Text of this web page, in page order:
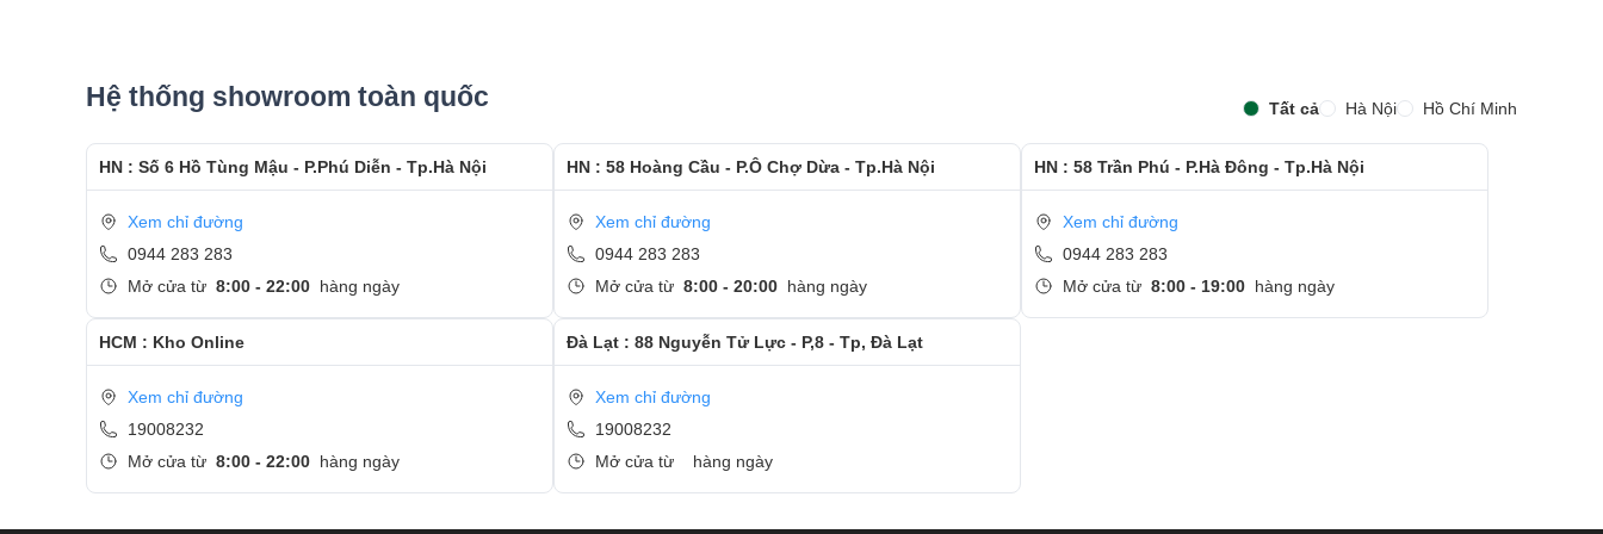
Bước 4: Tiến hành thay bàn phím laptop và dưới sự chứng kiến của khách hàng.
Bước 5: Dán tem Bảo hành sản phẩm.
Cảm ơn quý khách đã dành thời gian tham khảo và quan tâm tới dịch vụ thay bàn phím tại Ngọc Nguyễn
Care
- HotlineCSKH dịch vụ sửa chữa: 0944-283-283
Hệ thống showroom toàn quốc Tất cả Hà Nội Hồ Chí Minh
HN : Số 6 Hồ Tùng Mậu - P.Phú Diễn - Tp.Hà Nội
Xem chỉ đường
0944 283 283
Mở cửa từ 8:00 - 22:00 hàng ngày
HN : 58 Hoàng Cầu - P.Ô Chợ Dừa - Tp.Hà Nội
Xem chỉ đường
0944 283 283
Mở cửa từ 8:00 - 20:00 hàng ngày
HN : 58 Trần Phú - P.Hà Đông - Tp.Hà Nội
Xem chỉ đường
0944 283 283
Mở cửa từ 8:00 - 19:00 hàng ngày
HCM : Kho Online
Xem chỉ đường
19008232
Mở cửa từ 8:00 - 22:00 hàng ngày
Đà Lạt : 88 Nguyễn Tử Lực - P,8 - Tp, Đà Lạt
Xem chỉ đường
19008232
Mở cửa từ
hàng ngày